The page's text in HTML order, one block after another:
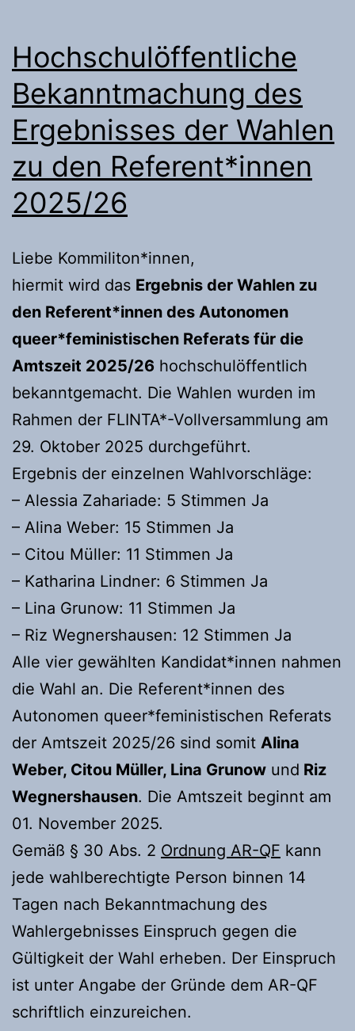
Hochschulöffentliche
Bekanntmachung des
Ergebnisses der Wahlen
zu den Referent*innen
2025/26
Liebe Kommiliton*innen,
hiermit wird das Ergebnis der Wahlen zu
den Referent*innen des Autonomen
queer*feministischen Referats für die
Amtszeit 2025/26 hochschulöffentlich
bekanntgemacht. Die Wahlen wurden im
Rahmen der FLINTA*-Vollversammlung am
29. Oktober 2025 durchgeführt.
Ergebnis der einzelnen Wahlvorschläge:
– Alessia Zahariade: 5 Stimmen Ja
– Alina Weber: 15 Stimmen Ja
– Citou Müller: 11 Stimmen Ja
– Katharina Lindner: 6 Stimmen Ja
– Lina Grunow: 11 Stimmen Ja
– Riz Wegnershausen: 12 Stimmen Ja
Alle vier gewählten Kandidat*innen nahmen
die Wahl an. Die Referent*innen des
Autonomen queer*feministischen Referats
der Amtszeit 2025/26 sind somit Alina
Weber, Citou Müller, Lina Grunow und Riz
Wegnershausen. Die Amtszeit beginnt am
01. November 2025.
Gemäß § 30 Abs. 2 Ordnung AR-QF kann
jede wahlberechtigte Person binnen 14
Tagen nach Bekanntmachung des
Wahlergebnisses Einspruch gegen die
Gültigkeit der Wahl erheben. Der Einspruch
ist unter Angabe der Gründe dem AR-QF
schriftlich einzureichen.